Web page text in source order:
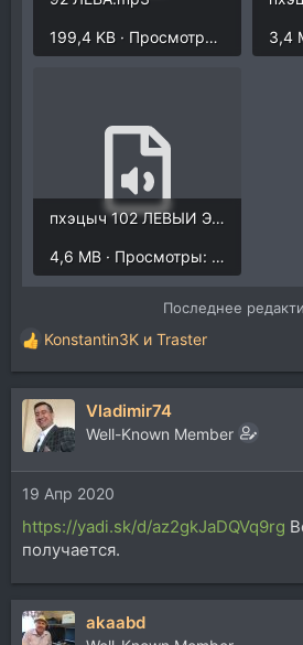
199,4 KB · Просмотры: 11.481
пхэцыч 102 ЛЕВЫИ ЭДИК.wav
4,6 MB · Просмотры: 1.349
Последнее
Р
е
а
к
ц
и
и
:
Konstantin3K и Traster
Vladimir74
Well-Known Member
19 Апр 2020
https://yadi.sk/d/az2gkJaDQVq9rg
получается.
akaabd